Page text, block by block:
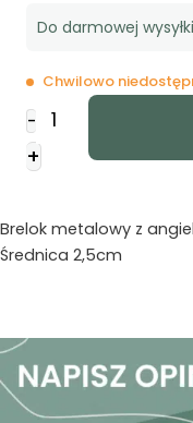
Do darmowej
Chwilowo
-
ilość
Brelok
metalowy
thanks
+
Brelok metalowy z
Średnica 2,5cm